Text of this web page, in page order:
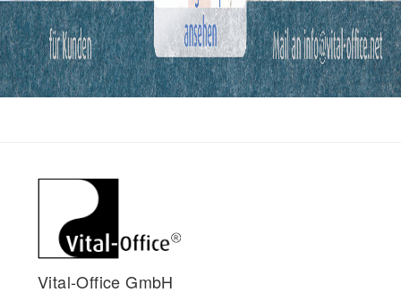
Vital-Office GmbH